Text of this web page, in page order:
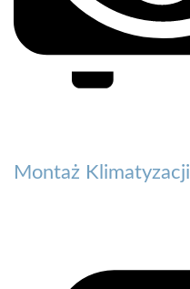
Montaż Klimatyzacji